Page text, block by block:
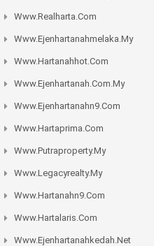
Www.realharta.com
Www.ejenhartanahmelaka.my
Www.hartanahhot.com
Www.ejenhartanah.com.my
Www.ejenhartanahn9.com
Www.hartaprima.com
Www.putraproperty.my
Www.legacyrealty.my
Www.hartanahn9.com
Www.hartalaris.com
Www.ejenhartanahkedah.net